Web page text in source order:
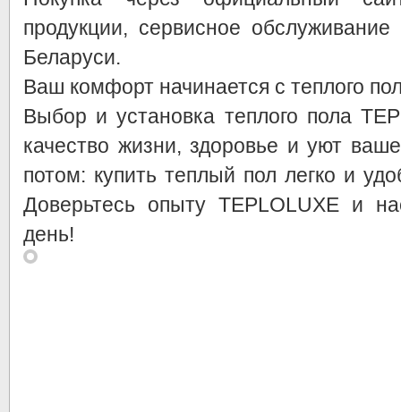
продукции, сервисное
Беларуси.
Ваш комфорт начинается с теплого
Выбор и установка теплого пола
качество жизни, здоровье и уют
потом: купить теплый пол легко и
Доверьтесь опыту TEPLOLUXE и
день!